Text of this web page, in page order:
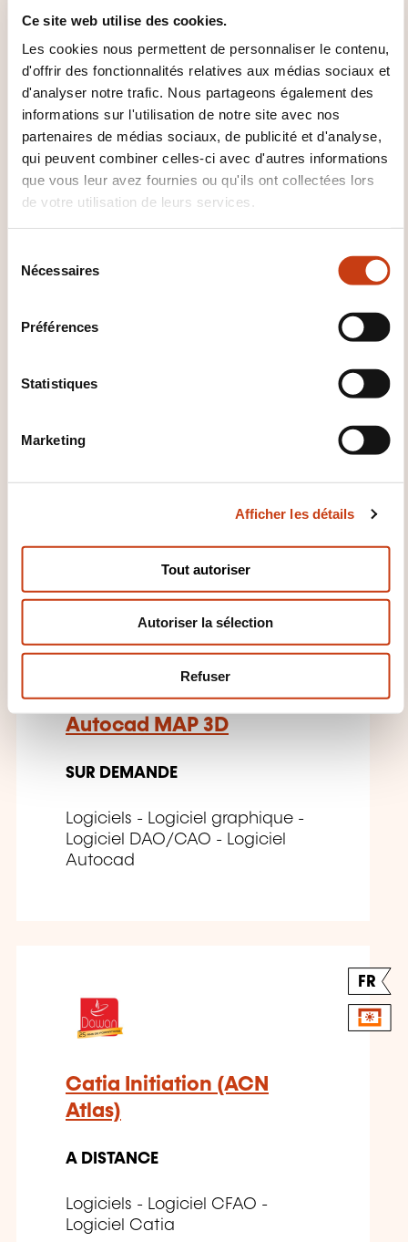
Ce site web utilise des cookies.
Les cookies nous permettent de personnaliser le contenu,
d'offrir des fonctionnalités relatives aux médias sociaux et
d'analyser notre trafic. Nous partageons également des
informations sur l'utilisation de notre site avec nos
partenaires de médias sociaux, de publicité et d'analyse,
qui peuvent combiner celles-ci avec d'autres informations
que vous leur avez fournies ou qu'ils ont collectées lors
de votre utilisation de leurs services.
n
Nécessaires
Préférences
Statistiques
Marketing
Afficher les détails
Tout autoriser
Autoriser la sélection
Refuser
CES FORMATIONS POURRAIENT
VOUS INTÉRESSER
STRASBOURG
Logiciels - Logiciel graphique -
Autocad MAP 3D
SUR DEMANDE
Logiciels - Logiciel graphique -
Logiciel DAO/CAO - Logiciel
Autocad
FR
Catia Initiation (ACN
Atlas)
A DISTANCE
Logiciels - Logiciel CFAO -
Logiciel Catia